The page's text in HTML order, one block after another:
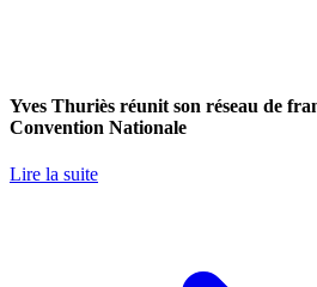
Yves Thuriès réunit son réseau de
Convention Nationale
Lire la suite